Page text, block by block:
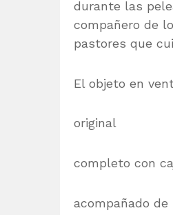
durante las
compañero de
pastores que
El objeto en
original
completo con
acompañado